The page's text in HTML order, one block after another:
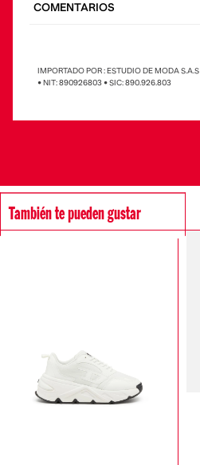
COMENTARIOS
IMPORTADO POR : ESTUDIO DE MODA S.A.S
• NIT: 890926803 • SIC: 890.926.803
También te pueden gustar